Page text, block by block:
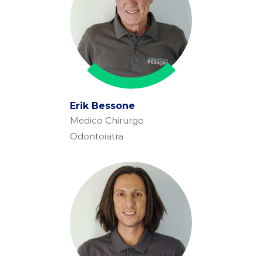
Erik Bessone
Medico Chirurgo
Odontoiatra